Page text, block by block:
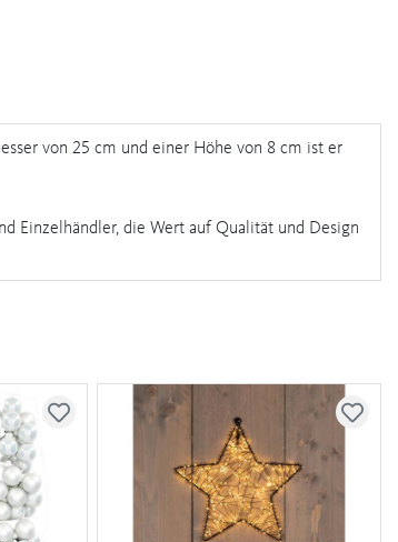
von 25 cm und einer Höhe von 8 cm ist er
Einzelhändler, die Wert auf Qualität und Design